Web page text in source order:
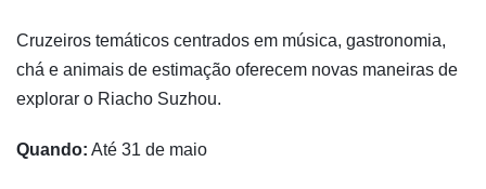
Cruzeiros temáticos centrados em música, gastronomia,
chá e animais de estimação oferecem novas maneiras de
explorar o Riacho Suzhou.
Quando: Até 31 de maio